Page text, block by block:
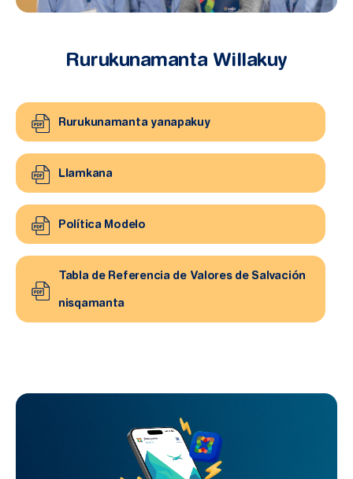
Rurukunamanta Willakuy
Rurukunamanta yanapakuy
Llamkana
Política Modelo
Tabla de Referencia de Valores de Salvación
nisqamanta